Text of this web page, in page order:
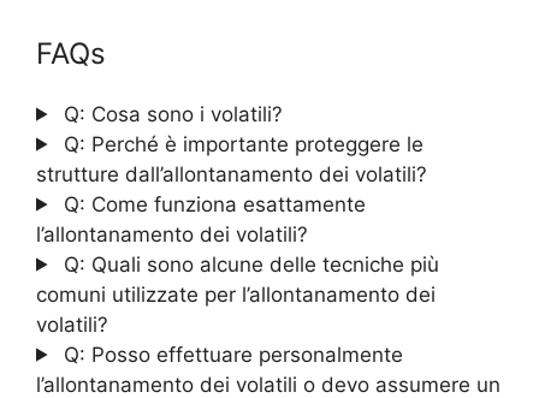
FAQs
Q: Cosa sono i volatili?
Q: Perché è importante proteggere le
strutture dall’allontanamento dei volatili?
Q: Come funziona esattamente
l’allontanamento dei volatili?
Q: Quali sono alcune delle tecniche più
comuni utilizzate per l’allontanamento dei
volatili?
Q: Posso effettuare personalmente
l’allontanamento dei volatili o devo assumere un